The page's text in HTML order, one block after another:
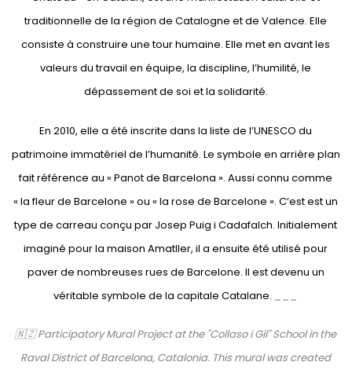
traditionnelle de la région de Catalogne et de Valence. Elle
consiste à construire une tour humaine. Elle met en avant les
valeurs du travail en équipe, la discipline, l’humilité, le
dépassement de soi et la solidarité.
En 2010, elle a été inscrite dans la liste de l’UNESCO du
patrimoine immatériel de l’humanité. Le symbole en arrière plan
fait référence au « Panot de Barcelona ». Aussi connu comme
« la fleur de Barcelone » ou « la rose de Barcelone ». C’est est un
type de carreau conçu par Josep Puig i Cadafalch. Initialement
imaginé pour la maison Amatller, il a ensuite été utilisé pour
paver de nombreuses rues de Barcelone. Il est devenu un
véritable symbole de la capitale Catalane.
🇳🇿​ Participatory Mural Project at the "Collaso i Gil" School in the
Raval District of Barcelona, Catalonia. This mural was created